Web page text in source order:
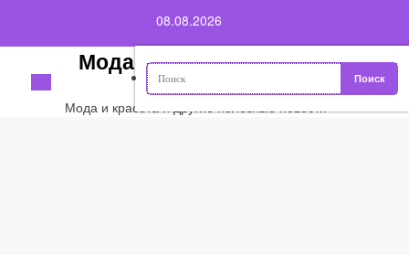
08.08.2026
Мода и красота
Мода и красота и другие полезные новости